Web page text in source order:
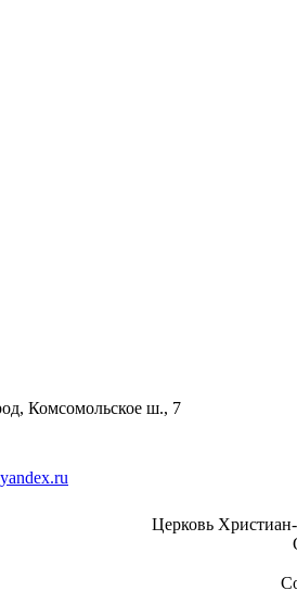
Комсомольское ш., 7
Церковь